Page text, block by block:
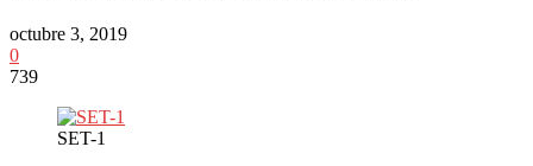
octubre 3, 2019
0
739
SET-1